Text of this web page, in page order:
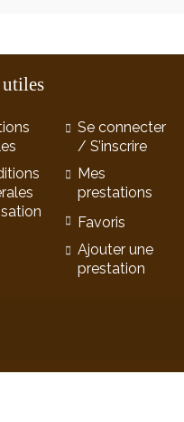
Se connecter
/ S’inscrire
Mes
prestations
Favoris
Ajouter une
prestation